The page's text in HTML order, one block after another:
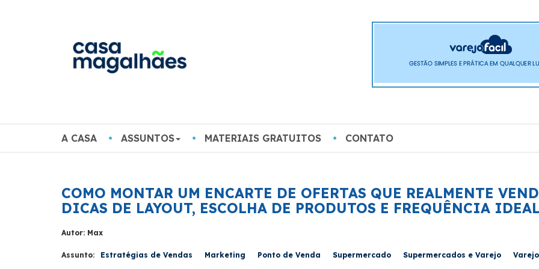
A CASA ASSUNTOS MATERIAIS GRATUITOS CONTATO
COMO MONTAR UM ENCARTE DE OFERTAS QUE REALMENTE
DICAS DE LAYOUT, ESCOLHA DE PRODUTOS E FREQUÊNCIA
Autor: Max
Assunto: Estratégias de Vendas Marketing Ponto de Venda Supermercado Supermercados e Varejo Varejo